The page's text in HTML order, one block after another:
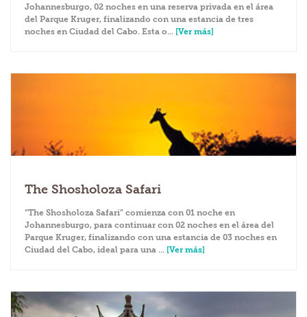
Johannesburgo, 02 noches en una reserva privada en el área
del Parque Kruger, finalizando con una estancia de tres
noches en Ciudad del Cabo. Esta o... [Ver más]
The Shosholoza Safari
“The Shosholoza Safari” comienza con 01 noche en
Johannesburgo, para continuar con 02 noches en el área del
Parque Kruger, finalizando con una estancia de 03 noches en
Ciudad del Cabo, ideal para una ... [Ver más]